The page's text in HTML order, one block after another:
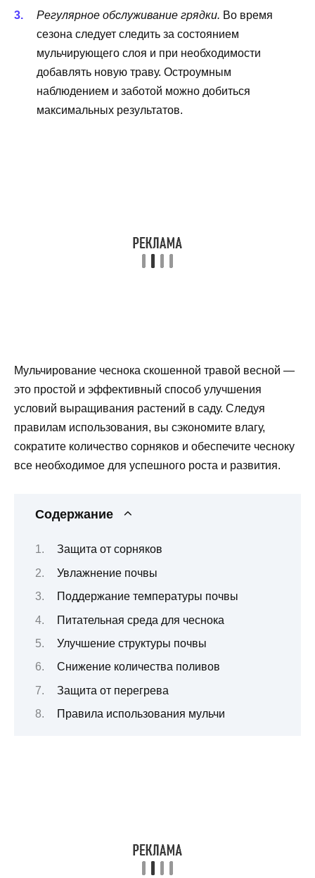
Регулярное обслуживание грядки. Во время
сезона следует следить за состоянием
мульчирующего слоя и при необходимости
добавлять новую траву. Остроумным
наблюдением и заботой можно добиться
максимальных результатов.
Мульчирование чеснока скошенной травой весной —
это простой и эффективный способ улучшения
условий выращивания растений в саду. Следуя
правилам использования, вы сэкономите влагу,
сократите количество сорняков и обеспечите чесноку
все необходимое для успешного роста и развития.
Содержание
Защита от сорняков
Увлажнение почвы
Поддержание температуры почвы
Питательная среда для чеснока
Улучшение структуры почвы
Снижение количества поливов
Защита от перегрева
Правила использования мульчи